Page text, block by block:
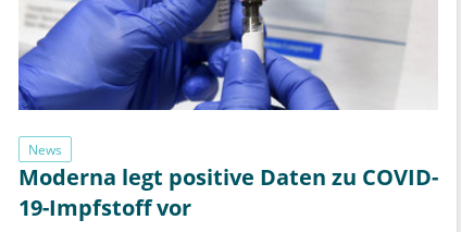
News
Moderna legt positive Daten zu COVID-
19-Impfstoff vor